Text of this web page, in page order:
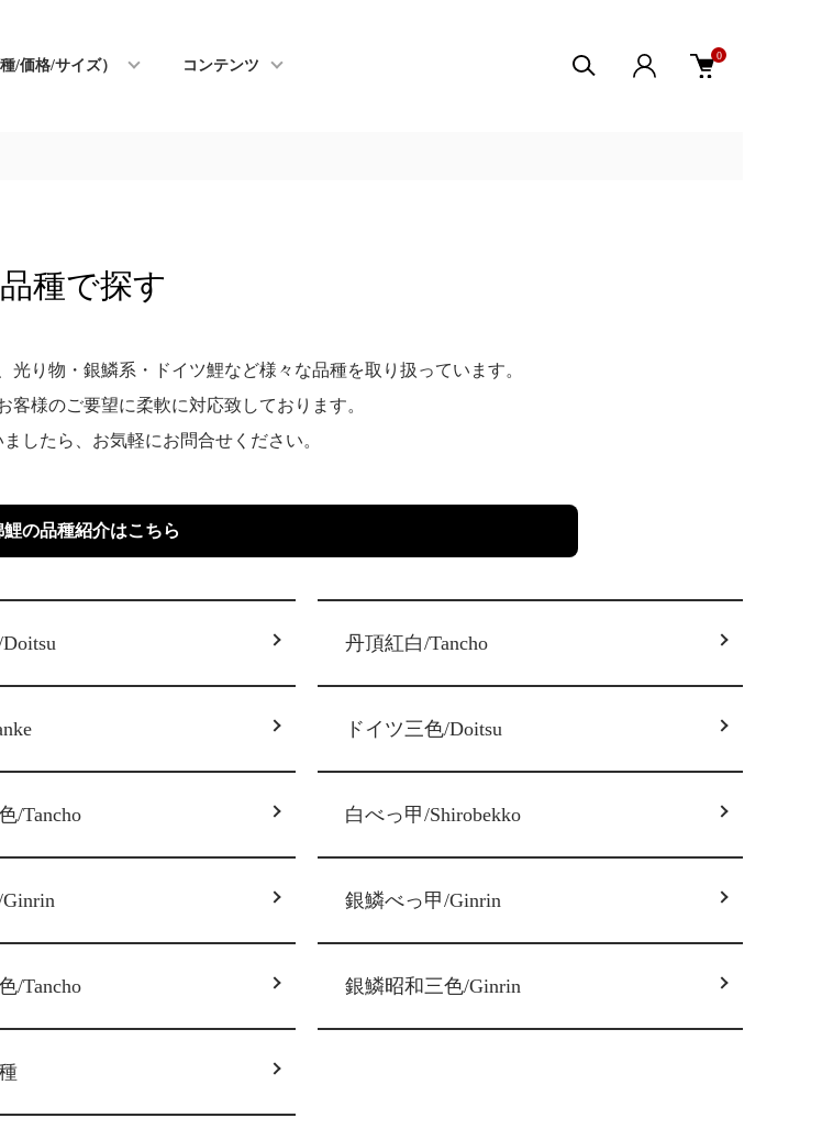
/価格/サイズ） コンテンツ
0
品種で探す
り物・銀鱗系・ドイツ鯉など様々な品種を取り扱っています。
客様のご要望に柔軟に対応致しております。
したら、お気軽にお問合せください。
鯉の品種紹介はこちら
丹頂紅白/Tancho
ドイツ三色/Doitsu
/Tancho 白べっ甲/Shirobekko
銀鱗べっ甲/Ginrin
/Tancho 銀鱗昭和三色/Ginrin